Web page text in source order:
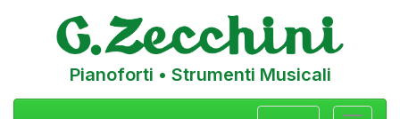
Pianoforti • Strumenti Musicali